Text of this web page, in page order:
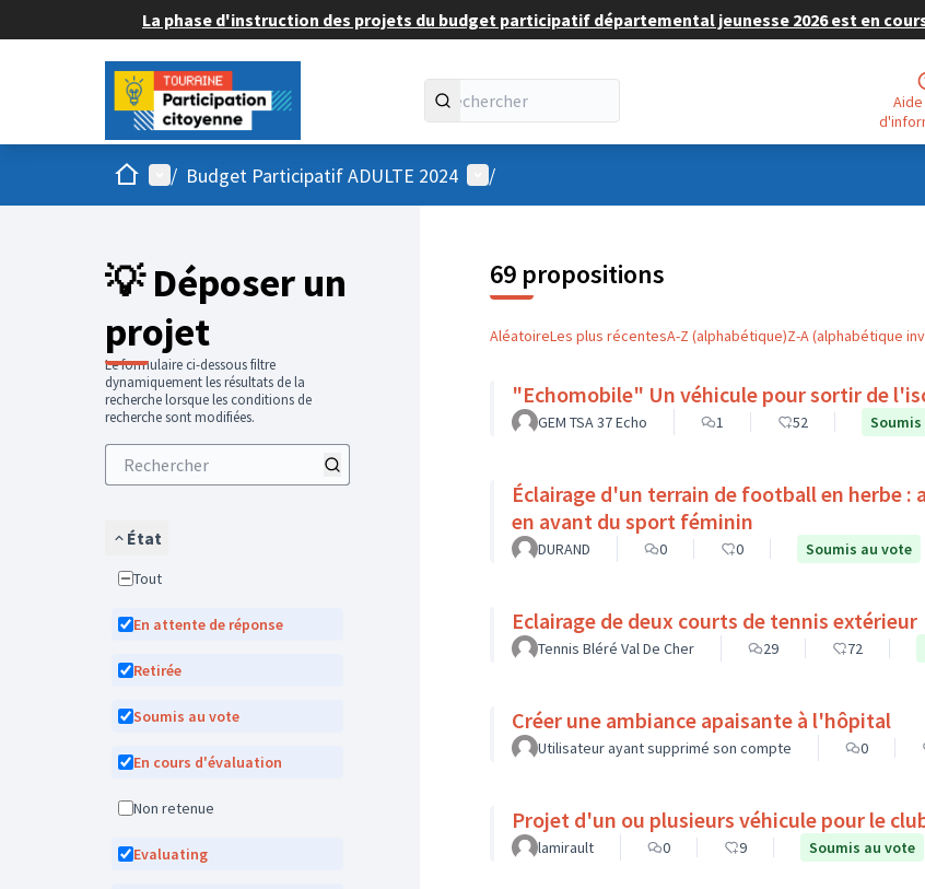
La phase d'instruction des projets du budget participatif départemental jeunesse 2026 est en cours
Aide - Plus
AccueilMenu principal
/ Budget Participatif ADULTE 2024 Menu utilisateur
/
💡 Déposer un
projet
Le formulaire ci-dessous filtre
dynamiquement les résultats de la
recherche lorsque les conditions de
recherche sont modifiées.
État
Tout
En attente de réponse
Retirée
Soumis au vote
En cours d'évaluation
Non retenue
Evaluating
69 propositions
AléatoireLes plus récentesA-Z (alphabétique)Z-A (alphabétique
"Echomobile" Un véhicule pour sortir de
GEM TSA 37 Echo 1 52
Éclairage d'un terrain de football en herbe
en avant du sport féminin
DURAND 0 0 Soumis au vote
Eclairage de deux courts de tennis extérieur
Tennis Bléré Val De Cher 29 72
Créer une ambiance apaisante à l'hôpital
Utilisateur ayant supprimé son compte 0
Projet d'un ou plusieurs véhicule pour le
lamirault 0 9 Soumis au vote